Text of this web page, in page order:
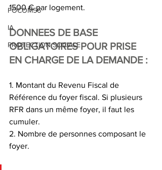
FOCOM56
IA
PROTECTION SOCIALE
1500 € par logement.
DONNEES DE BASE
OBLIGATOIRES POUR PRISE
EN CHARGE DE LA DEMANDE :
1. Montant du Revenu Fiscal de
Référence du foyer fiscal. Si plusieurs
RFR dans un même foyer, il faut les
cumuler.
2. Nombre de personnes composant le
foyer.